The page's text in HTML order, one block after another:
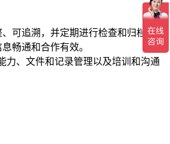
可追溯，并定期进行检查和归档。
畅通和合作有效。
、文件和记录管理以及培训和沟通